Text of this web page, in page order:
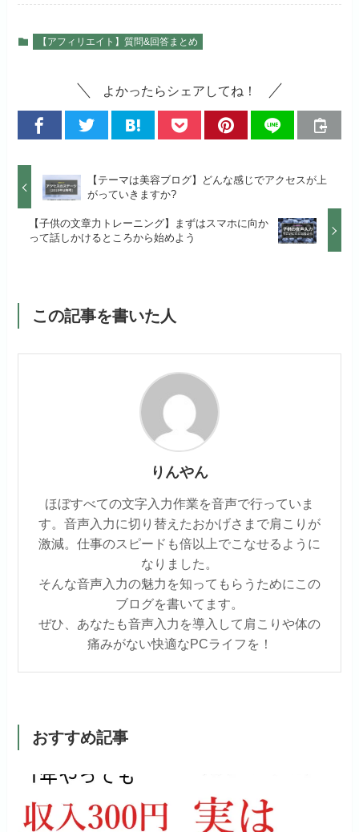
【アフィリエイト】質問&回答まとめ
よかったらシェアしてね！
【テーマは美容ブログ】どんな感じでアクセスが上
がっていきますか?
【子供の文章力トレーニング】まずはスマホに向か
って話しかけるところから始めよう
この記事を書いた人
りんやん
ほぼすべての文字入力作業を音声で行っていま
す。音声入力に切り替えたおかげさまで肩こりが
激減。仕事のスピードも倍以上でこなせるように
なりました。
そんな音声入力の魅力を知ってもらうためにこの
ブログを書いてます。
ぜひ、あなたも音声入力を導入して肩こりや体の
痛みがない快適なPCライフを！
おすすめ記事